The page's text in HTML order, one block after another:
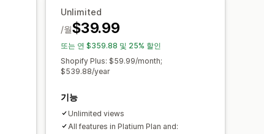
Unlimited
$39.99
/월
또는 연 $359.88 및 25% 할인
Shopify Plus: $59.99/month;
$539.88/year
기능
Unlimited views
All features in Platium Plan and: